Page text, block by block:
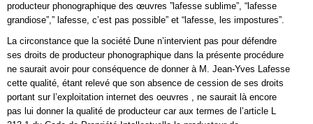
producteur phonographique des œuvres ”lafesse sublime”, “lafesse
grandiose”,” lafesse, c’est pas possible” et “lafesse, les impostures”.
La circonstance que la société Dune n’intervient pas pour défendre
ses droits de producteur phonographique dans la présente procédure
ne saurait avoir pour conséquence de donner à M. Jean-Yves Lafesse
cette qualité, étant relevé que son absence de cession de ses droits
portant sur l’exploitation internet des oeuvres , ne saurait là encore
pas lui donner la qualité de producteur car aux termes de l’article L